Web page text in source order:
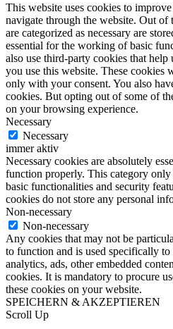
This website uses cookies to
navigate through the website. Out of
are categorized as necessary are
essential for the working of basic
also use third-party cookies that help
you use this website. These cookies
only with your consent. You also
cookies. But opting out of some of
on your browsing experience.
Necessary
Necessary
immer aktiv
Necessary cookies are absolutely
function properly. This category only
basic functionalities and security
cookies do not store any personal
Non-necessary
Non-necessary
Any cookies that may not be
to function and is used specifically to
analytics, ads, other embedded
cookies. It is mandatory to procure
these cookies on your website.
SPEICHERN & AKZEPTIEREN
Scroll Up